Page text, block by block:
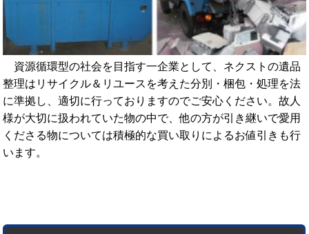
資源循環型の社会を目指す一企業として、ネクストの遺品
整理はリサイクル＆リユースを考えた分別・梱包・処理を法
に準拠し、適切に行っておりますのでご安心ください。故人
様が大切に扱われていた物の中で、他の方が引き継いで愛用
くださる物については積極的な買い取りによるお値引きも行
います。